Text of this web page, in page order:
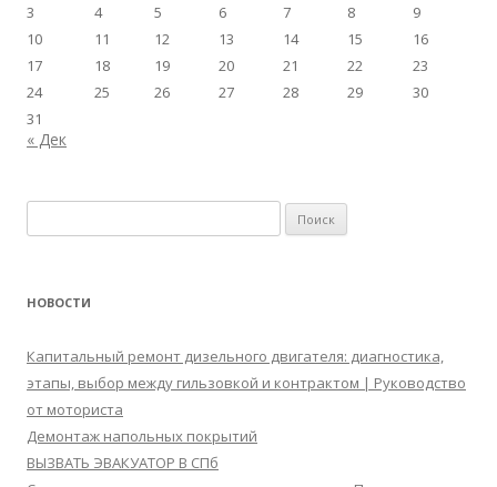
3
4 5 6 7 8
9
10
11 12 13 14 15
16
17
18 19 20 21 22
23
24
25 26 27 28 29
30
31
« Дек
НОВОСТИ
Капитальный ремонт дизельного двигателя: диагностика,
этапы, выбор между гильзовкой и контрактом | Руководство
от моториста
Демонтаж напольных покрытий
ВЫЗВАТЬ ЭВАКУАТОР В СПб